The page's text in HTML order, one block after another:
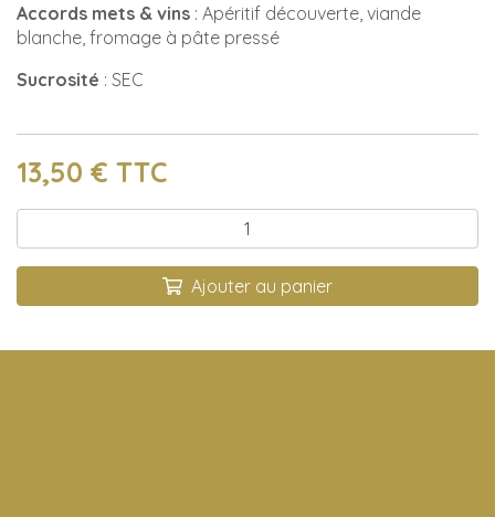
Accords mets & vins : Apéritif découverte, viande
blanche, fromage à pâte pressé
Sucrosité : SEC
13,50 € TTC
Qté :
Ajouter au panier